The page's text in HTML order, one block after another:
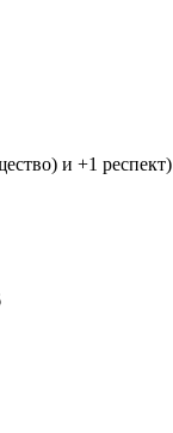
и +1 респект)